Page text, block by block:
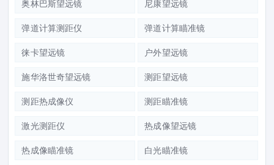
奥林巴斯望远镜 尼康望远镜
弹道计算测距仪 弹道计算瞄准镜
徕卡望远镜 户外望远镜
施华洛世奇望远镜 测距望远镜
测距热成像仪 测距瞄准镜
激光测距仪 热成像望远镜
热成像瞄准镜 白光瞄准镜